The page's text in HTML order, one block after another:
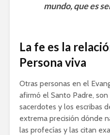
mundo, que es
La fe es la
Persona viva
Otras personas en el
afirmó el Santo Padre,
sacerdotes y los escribas
extrema precisión dónde
las profecías y las citan